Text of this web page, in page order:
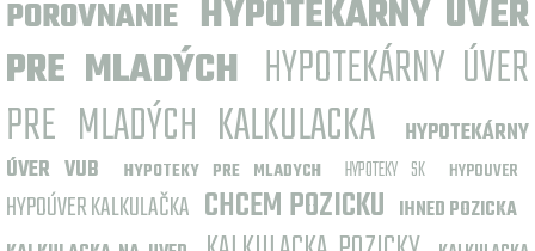
POROVNANIE HYPOTEKÁRNY ÚVER
PRE MLADÝCH HYPOTEKÁRNY ÚVER
PRE MLADÝCH KALKULACKA
HYPOTEKÁRNY
ÚVER VUB
HYPOTEKY PRE MLADYCH HYPOTEKY SK HYPOUVER
HYPOÚVER KALKULAČKA CHCEM POZICKU IHNED POZICKA